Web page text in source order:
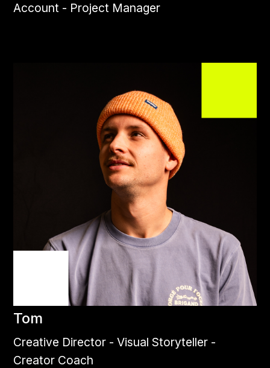
Account - Project Manager
Tom
Creative Director - Visual Storyteller -
Creator Coach